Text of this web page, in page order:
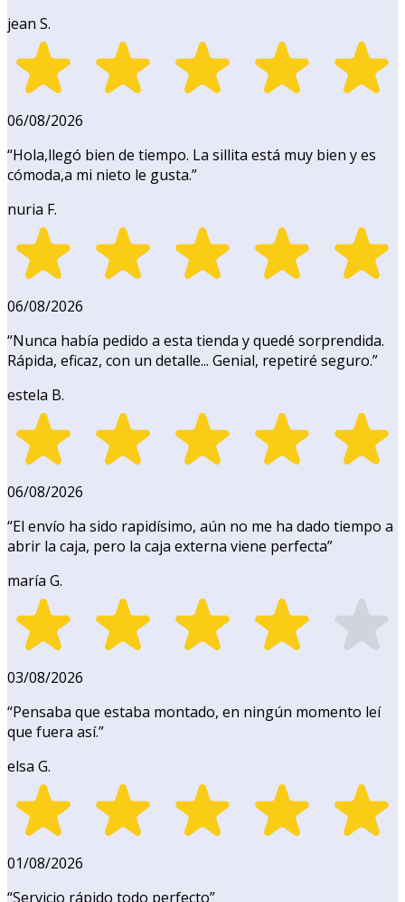
jean S.
06/08/2026
“Hola,llegó bien de tiempo. La sillita está muy bien y es
cómoda,a mi nieto le gusta.”
nuria F.
06/08/2026
“Nunca había pedido a esta tienda y quedé sorprendida.
Rápida, eficaz, con un detalle... Genial, repetiré seguro.”
estela B.
06/08/2026
“El envío ha sido rapidísimo, aún no me ha dado tiempo a
abrir la caja, pero la caja externa viene perfecta”
maría G.
03/08/2026
“Pensaba que estaba montado, en ningún momento leí
que fuera así.”
elsa G.
01/08/2026
“Servicio rápido todo perfecto”